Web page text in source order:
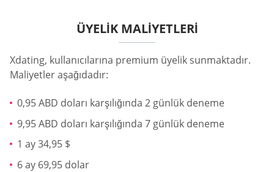
ÜYELIK MALIYETLERI
Xdating, kullanıcılarına premium üyelik sunmaktadır.
Maliyetler aşağıdadır:
0,95 ABD doları karşılığında 2 günlük deneme
9,95 ABD doları karşılığında 7 günlük deneme
1 ay 34,95 $
6 ay 69,95 dolar